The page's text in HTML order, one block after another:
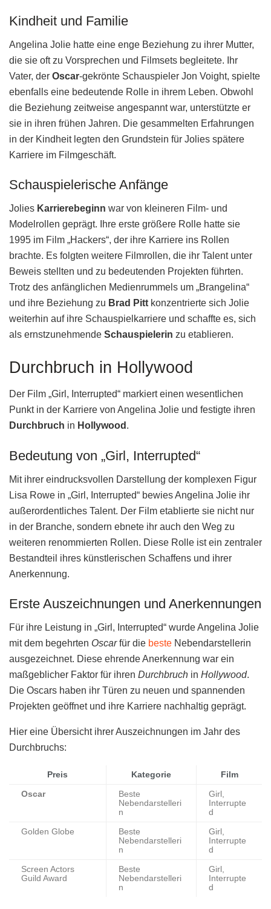
Kindheit und Familie
Angelina Jolie hatte eine enge Beziehung zu ihrer Mutter,
die sie oft zu Vorsprechen und Filmsets begleitete. Ihr
Vater, der Oscar-gekrönte Schauspieler Jon Voight, spielte
ebenfalls eine bedeutende Rolle in ihrem Leben. Obwohl
die Beziehung zeitweise angespannt war, unterstützte er
sie in ihren frühen Jahren. Die gesammelten Erfahrungen
in der Kindheit legten den Grundstein für Jolies spätere
Karriere im Filmgeschäft.
Schauspielerische Anfänge
Jolies Karrierebeginn war von kleineren Film- und
Modelrollen geprägt. Ihre erste größere Rolle hatte sie
1995 im Film „Hackers“, der ihre Karriere ins Rollen
brachte. Es folgten weitere Filmrollen, die ihr Talent unter
Beweis stellten und zu bedeutenden Projekten führten.
Trotz des anfänglichen Medienrummels um „Brangelina“
und ihre Beziehung zu Brad Pitt konzentrierte sich Jolie
weiterhin auf ihre Schauspielkarriere und schaffte es, sich
als ernstzunehmende Schauspielerin zu etablieren.
Durchbruch in Hollywood
Der Film „Girl, Interrupted“ markiert einen wesentlichen
Punkt in der Karriere von Angelina Jolie und festigte ihren
Durchbruch in Hollywood .
Bedeutung von „Girl, Interrupted“
Mit ihrer eindrucksvollen Darstellung der komplexen Figur
Lisa Rowe in „Girl, Interrupted“ bewies Angelina Jolie ihr
außerordentliches Talent. Der Film etablierte sie nicht nur
in der Branche, sondern ebnete ihr auch den Weg zu
weiteren renommierten Rollen. Diese Rolle ist ein zentraler
Bestandteil ihres künstlerischen Schaffens und ihrer
Anerkennung.
Erste Auszeichnungen und Anerkennungen
Für ihre Leistung in „Girl, Interrupted“ wurde Angelina Jolie
mit dem begehrten Oscarfür die beste Nebendarstellerin
ausgezeichnet. Diese ehrende Anerkennung war ein
maßgeblicher Faktor für ihren Durchbruch in Hollywood.
Die Oscars haben ihr Türen zu neuen und spannenden
Projekten geöffnet und ihre Karriere nachhaltig geprägt.
Hier eine Übersicht ihrer Auszeichnungen im Jahr des
Durchbruchs:
Preis Kategorie Film
Oscar
Beste
Nebendarstelleri
n
Girl,
Interrupte
d
Golden Globe
Beste
Nebendarstelleri
n
Girl,
Interrupte
d
Screen Actors
Guild Award
Beste
Nebendarstelleri
n
Girl,
Interrupte
d